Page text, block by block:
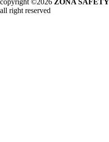
copyright ©2026 ZONA SAFETY
all right reserved